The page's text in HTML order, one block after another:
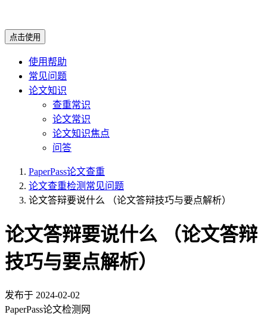
点击使用
使用帮助
常见问题
论文知识
查重常识
论文常识
论文知识焦点
问答
PaperPass论文查重
论文查重检测常见问题
论文答辩要说什么 （论文答辩技巧与要点解析）
论文答辩要说什么 （论文答辩
技巧与要点解析）
发布于 2024-02-02
PaperPass论文检测网